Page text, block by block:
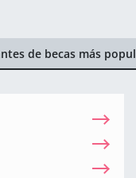
de becas más